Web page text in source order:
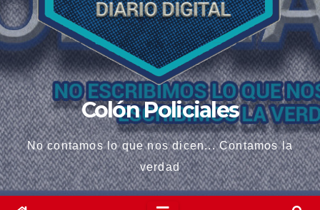
Colón Policiales
No contamos lo que nos dicen... Contamos la
verdad